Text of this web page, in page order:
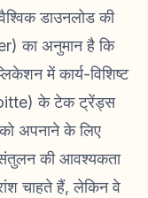
डाउनलोड की
का अनुमान है कि
में कार्य-विशिष्ट
के टेक ट्रेंड्स
अपनाने के लिए
संतुलन की आवश्यकता
चाहते हैं, लेकिन वे